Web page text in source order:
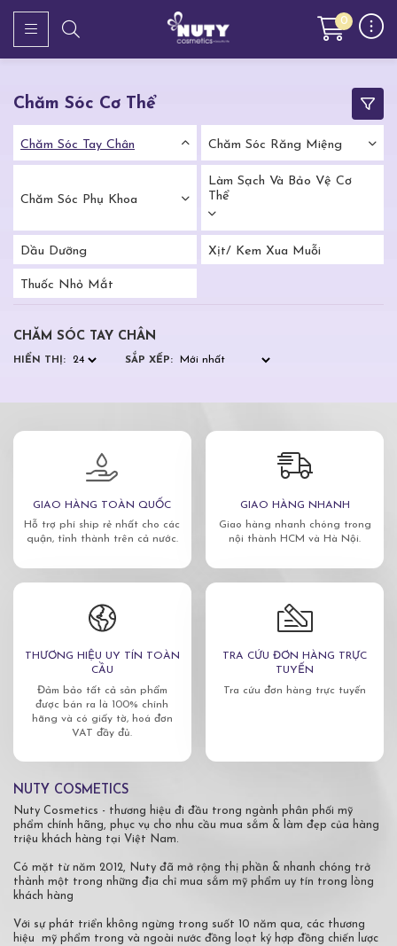
0
Chăm Sóc Cơ Thể
Chăm Sóc Tay Chân Chăm Sóc Răng Miệng
Chăm Sóc Phụ Khoa
Làm Sạch Và Bảo Vệ Cơ
Thể
Dầu Dưỡng Xịt/ Kem Xua Muỗi
Thuốc Nhỏ Mắt
CHĂM SÓC TAY CHÂN
HIỂN THỊ: SẮP XẾP:
GIAO HÀNG TOÀN QUỐC
Hỗ trợ phí ship rẻ nhất cho các
quận, tỉnh thành trên cả nước.
GIAO HÀNG NHANH
Giao hàng nhanh chóng trong
nội thành HCM và Hà Nội.
THƯƠNG HIỆU UY TÍN TOÀN
CẦU
Đảm bảo tất cả sản phẩm
được bán ra là 100% chính
hãng và có giấy tờ, hoá đơn
VAT đầy đủ.
TRA CỨU ĐƠN HÀNG TRỰC
TUYẾN
Tra cứu đơn hàng trực tuyến
NUTY COSMETICS
Nuty Cosmetics - thương hiệu đi đầu trong ngành phân phối mỹ
phẩm chính hãng, phục vụ cho nhu cầu mua sắm & làm đẹp của hàng
triệu khách hàng tại Việt Nam.
Có mặt từ năm 2012, Nuty đã mở rộng thị phần & nhanh chóng trở
thành một trong những địa chỉ mua sắm mỹ phẩm uy tín trong lòng
khách hàng
Với sự phát triển không ngừng trong suốt 10 năm qua, các thương
hiệu mỹ phẩm trong và ngoài nước đồng loạt ký hợp đồng chiến lược